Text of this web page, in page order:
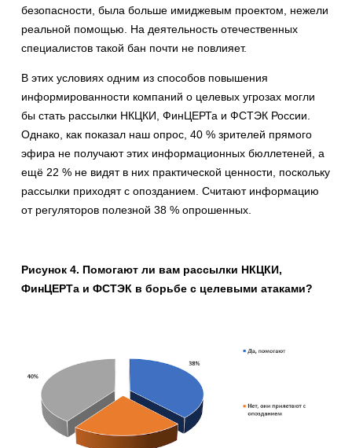
безопасности, была больше имиджевым проектом, нежели
реальной помощью. На деятельность отечественных
специалистов такой бан почти не повлияет.
В этих условиях одним из способов повышения
информированности компаний о целевых угрозах могли
бы стать рассылки НКЦКИ, ФинЦЕРТа и ФСТЭК России.
Однако, как показал наш опрос, 40 % зрителей прямого
эфира не получают этих информационных бюллетеней, а
ещё 22 % не видят в них практической ценности, поскольку
рассылки приходят с опозданием. Считают информацию
от регуляторов полезной 38 % опрошенных.
Рисунок 4. Помогают ли вам рассылки НКЦКИ,
ФинЦЕРТа и ФСТЭК в борьбе с целевыми атаками?